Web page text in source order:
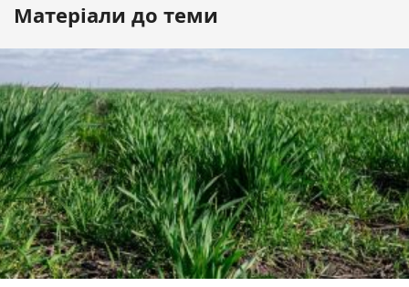
Матеріали до теми